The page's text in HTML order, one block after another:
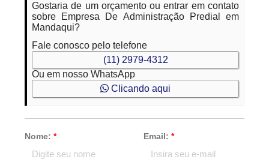
Gostaria de um orçamento ou entrar em contato
sobre Empresa De Administração Predial em
Mandaqui?
Fale conosco pelo telefone
(11) 2979-4312
Ou em nosso WhatsApp
Clicando aqui
Nome:* Email: *